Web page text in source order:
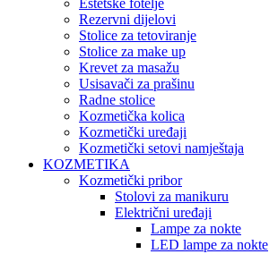
Estetske fotelje
Rezervni dijelovi
Stolice za tetoviranje
Stolice za make up
Krevet za masažu
Usisavači za prašinu
Radne stolice
Kozmetička kolica
Kozmetički uređaji
Kozmetički setovi namještaja
KOZMETIKA
Kozmetički pribor
Stolovi za manikuru
Električni uređaji
Lampe za nokte
LED lampe za nokte